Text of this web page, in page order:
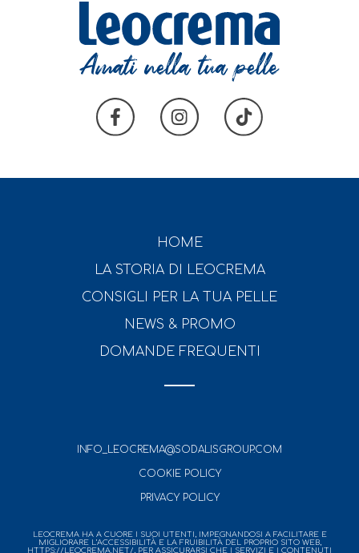
HOME
LA STORIA DI LEOCREMA
CONSIGLI PER LA TUA PELLE
NEWS & PROMO
DOMANDE FREQUENTI
INFO_LEOCREMA@SODALISGROUP.COM
COOKIE POLICY
PRIVACY POLICY
LEOCREMA HA A CUORE I SUOI UTENTI, IMPEGNANDOSI A FACILITARE E
MIGLIORARE L’ACCESSIBILITÀ E LA FRUIBILITÀ DEL PROPRIO SITO WEB,
HTTPS://LEOCREMA.NET/, PER ASSICURARSI CHE I SERVIZI E I CONTENUTI